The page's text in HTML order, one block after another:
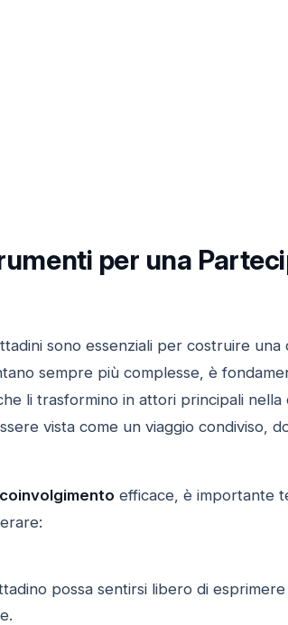
per una
sono essenziali per costruire
sempre più complesse, è
li trasformino in attori principali
vista come un viaggio condiviso,
coinvolgimento efficace, è importante
possa sentirsi libero di